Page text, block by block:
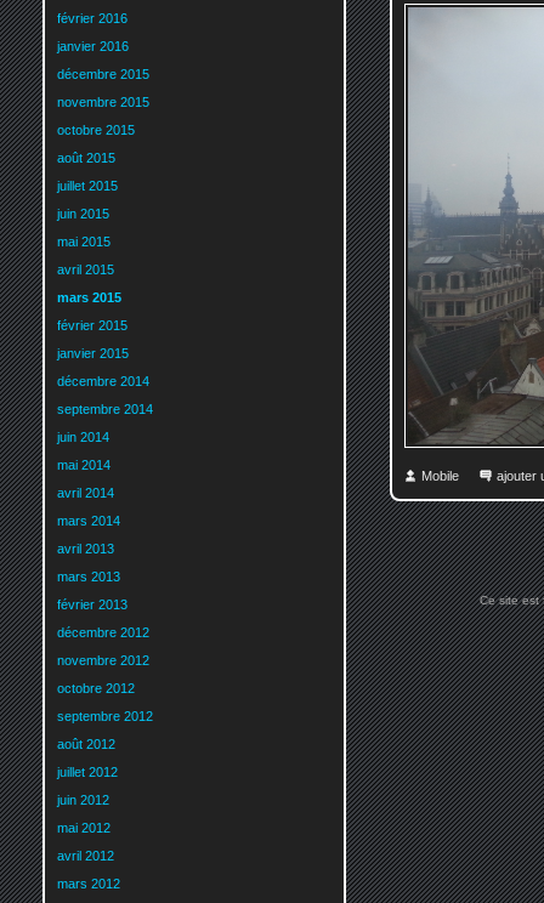
Mobile ajouter
février 2016
janvier 2016
décembre 2015
novembre 2015
octobre 2015
août 2015
juillet 2015
juin 2015
mai 2015
avril 2015
mars 2015
février 2015
janvier 2015
décembre 2014
septembre 2014
juin 2014
mai 2014
avril 2014
mars 2014
avril 2013
mars 2013
février 2013
décembre 2012
novembre 2012
octobre 2012
septembre 2012
août 2012
juillet 2012
juin 2012
mai 2012
avril 2012
mars 2012
Ce site est